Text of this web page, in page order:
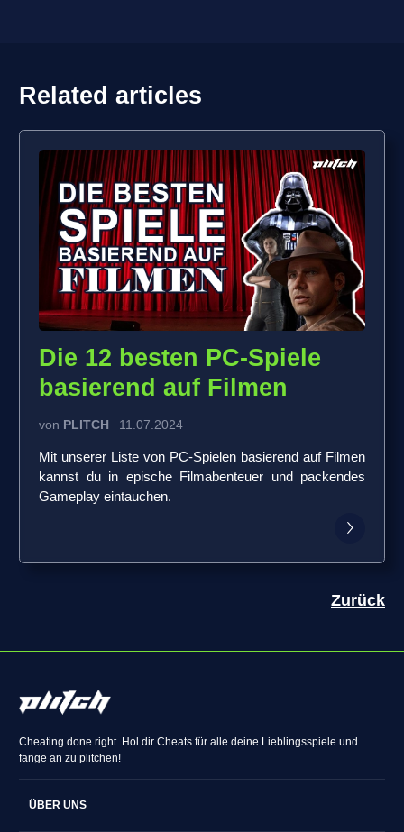
Related articles
Die 12 besten PC-Spiele
basierend auf Filmen
von PLITCH 11.07.2024
Mit unserer Liste von PC-Spielen basierend auf Filmen
kannst du in epische Filmabenteuer und packendes
Gameplay eintauchen.
Zurück
Cheating done right. Hol dir Cheats für alle deine Lieblingsspiele und
fange an zu plitchen!
ÜBER UNS